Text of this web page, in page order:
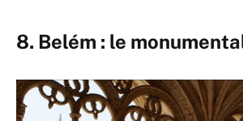
8. Belém : le